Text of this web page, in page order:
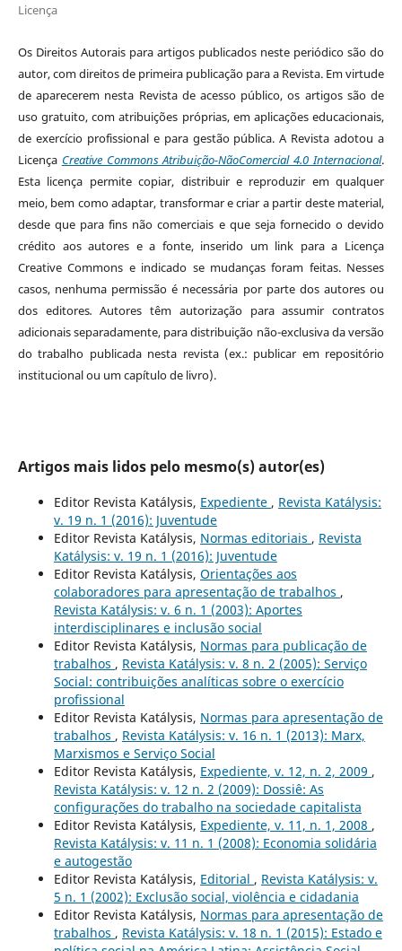
Licença
Os Direitos Autorais para artigos publicados neste periódico são do
autor, com direitos de primeira publicação para a Revista. Em virtude
de aparecerem nesta Revista de acesso público, os artigos são de
uso gratuito, com atribuições próprias, em aplicações educacionais,
de exercício profissional e para gestão pública. A Revista adotou a
Licença Creative Commons Atribuição-NãoComercial 4.0 Internacional.
Esta licença permite copiar, distribuir e reproduzir em qualquer
meio, bem como adaptar, transformar e criar a partir deste material,
desde que para fins não comerciais e que seja fornecido o devido
crédito aos autores e a fonte, inserido um link para a Licença
Creative Commons e indicado se mudanças foram feitas. Nesses
casos, nenhuma permissão é necessária por parte dos autores ou
dos editores.Autores têm autorização para assumir contratos
adicionais separadamente, para distribuição não-exclusiva da versão
do trabalho publicada nesta revista (ex.: publicar em repositório
institucional ou um capítulo de livro).
Artigos mais lidos pelo mesmo(s) autor(es)
Editor Revista Katálysis, Expediente , Revista Katálysis:
v. 19 n. 1 (2016): Juventude
Editor Revista Katálysis, Normas editoriais , Revista
Katálysis: v. 19 n. 1 (2016): Juventude
Editor Revista Katálysis, Orientações aos
colaboradores para apresentação de trabalhos ,
Revista Katálysis: v. 6 n. 1 (2003): Aportes
interdisciplinares e inclusão social
Editor Revista Katálysis, Normas para publicação de
trabalhos , Revista Katálysis: v. 8 n. 2 (2005): Serviço
Social: contribuições analíticas sobre o exercício
profissional
Editor Revista Katálysis, Normas para apresentação de
trabalhos , Revista Katálysis: v. 16 n. 1 (2013): Marx,
Marxismos e Serviço Social
Editor Revista Katálysis, Expediente, v. 12, n. 2, 2009 ,
Revista Katálysis: v. 12 n. 2 (2009): Dossiê: As
configurações do trabalho na sociedade capitalista
Editor Revista Katálysis, Expediente, v. 11, n. 1, 2008 ,
Revista Katálysis: v. 11 n. 1 (2008): Economia solidária
e autogestão
Editor Revista Katálysis, Editorial , Revista Katálysis: v.
5 n. 1 (2002): Exclusão social, violência e cidadania
Editor Revista Katálysis, Normas para apresentação de
trabalhos , Revista Katálysis: v. 18 n. 1 (2015): Estado e